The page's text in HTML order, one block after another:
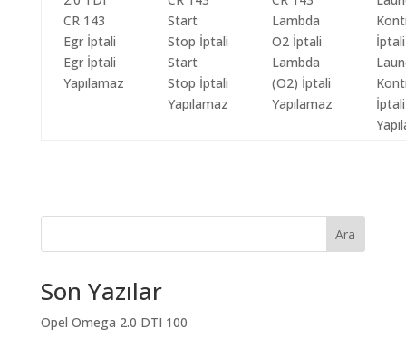
Egr İptali
Yapılamaz
Start
Stop İptali
Yapılamaz
Lambda
(O2) İptali
Yapılamaz
İptali
Ara
Son Yazılar
Opel Omega 2.0 DTI 100